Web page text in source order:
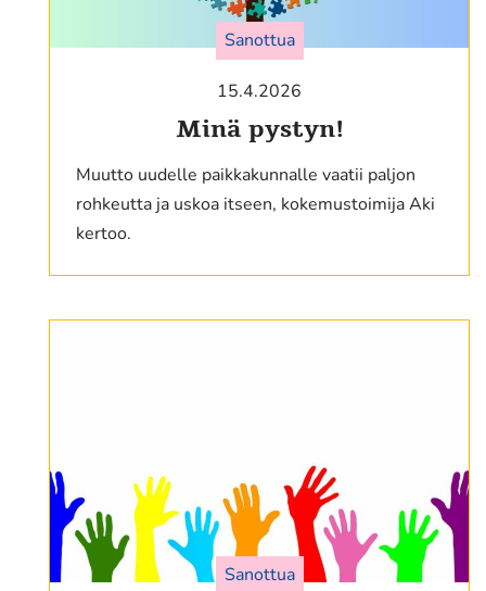
Sanottua
15.4.2026
Minä pystyn!
Muutto uudelle paikkakunnalle vaatii paljon
rohkeutta ja uskoa itseen, kokemustoimija Aki
kertoo.
Sanottua